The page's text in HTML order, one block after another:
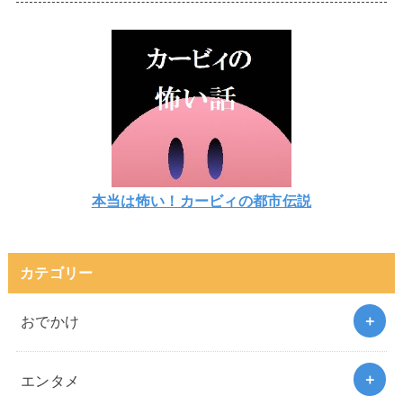
本当は怖い！カービィの都市伝説
カテゴリー
おでかけ
エンタメ